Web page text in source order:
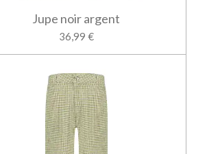
Jupe noir argent
36,99 €